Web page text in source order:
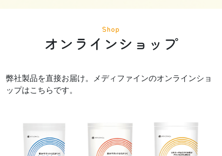
Shop
オンラインショップ
弊社製品を直接お届け。メディファインのオンラインショ
ップはこちらです。